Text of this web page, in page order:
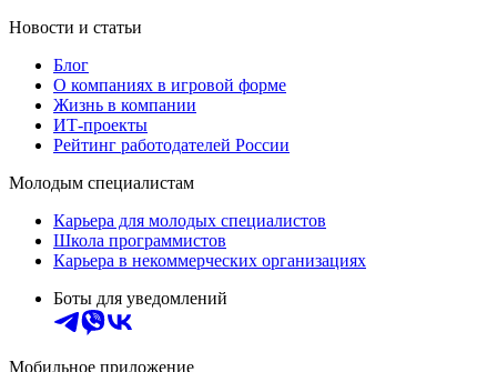
Новости и статьи
Блог
О компаниях в игровой форме
Жизнь в компании
ИТ-проекты
Рейтинг работодателей России
Молодым специалистам
Карьера для молодых специалистов
Школа программистов
Карьера в некоммерческих организациях
Боты для уведомлений
Мобильное приложение